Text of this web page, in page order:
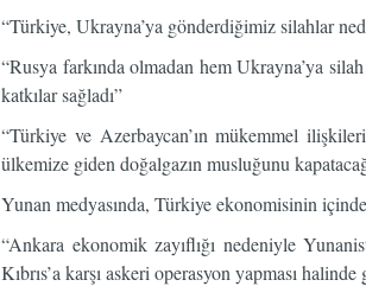
“Türkiye, Ukrayna’ya gönderdiğimiz silahlar
“Rusya farkında olmadan hem Ukrayna’ya
katkılar sağladı”
“Türkiye ve Azerbaycan’ın mükemmel
ülkemize giden doğalgazın musluğunu
Yunan medyasında, Türkiye ekonomisinin
“Ankara ekonomik zayıflığı nedeniyle
Kıbrıs’a karşı askeri operasyon yapması